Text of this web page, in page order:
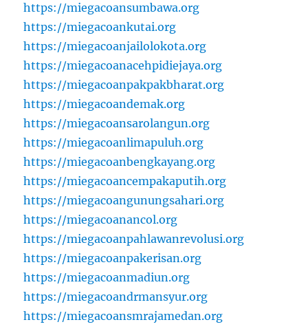
https://miegacoansumbawa.org
https://miegacoankutai.org
https://miegacoanjailolokota.org
https://miegacoanacehpidiejaya.org
https://miegacoanpakpakbharat.org
https://miegacoandemak.org
https://miegacoansarolangun.org
https://miegacoanlimapuluh.org
https://miegacoanbengkayang.org
https://miegacoancempakaputih.org
https://miegacoangunungsahari.org
https://miegacoanancol.org
https://miegacoanpahlawanrevolusi.org
https://miegacoanpakerisan.org
https://miegacoanmadiun.org
https://miegacoandrmansyur.org
https://miegacoansmrajamedan.org